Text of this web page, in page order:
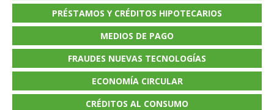
PRÉSTAMOS Y CRÉDITOS HIPOTECARIOS
MEDIOS DE PAGO
FRAUDES NUEVAS TECNOLOGÍAS
ECONOMÍA CIRCULAR
CRÉDITOS AL CONSUMO